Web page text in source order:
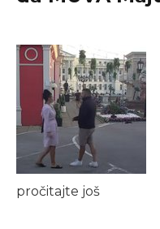
pročitajte još